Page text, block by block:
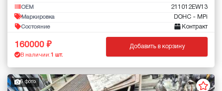
OEM 211012EW13
Маркировка DOHC - MPi
Состояние Контракт
160000
В наличии: 1 шт.
Добавить в корзину
6 фото